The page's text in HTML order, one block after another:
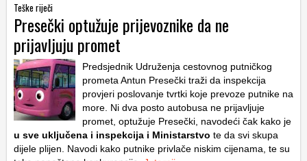
Teške riječi
Presečki optužuje prijevoznike da ne
prijavljuju promet
Predsjednik Udruženja cestovnog putničkog
prometa Antun Presečki traži da inspekcija
provjeri poslovanje tvrtki koje prevoze putnike na
more. Ni dva posto autobusa ne prijavljuje
promet, optužuje Presečki, navodeći čak kako je
u sve uključena i inspekcija i Ministarstvo te da svi skupa
dijele plijen. Navodi kako putnike privlače niskim cijenama, te su